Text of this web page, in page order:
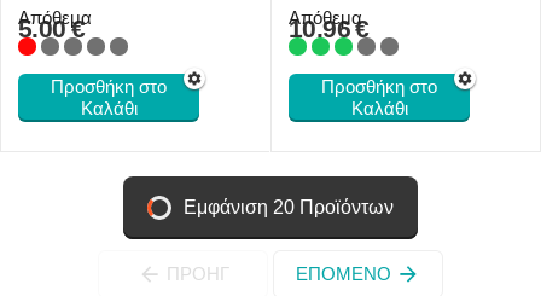
5.00€
Απόθεμα
Προσθήκη στο
Καλάθι
Ion 3750mAh Bulk
10.96€
Απόθεμα
Προσθήκη στο
Καλάθι
Εμφάνιση 20 Προϊόντων
ΠΡΟΗΓ ΕΠΌΜΕΝΟ